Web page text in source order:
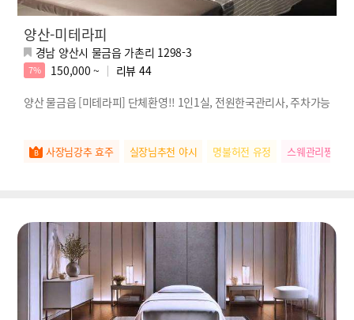
양산-미테라피
경남 양산시 물금읍 가촌리 1298-3
7% 150,000 ~ 리뷰 44
양산 물금읍 [미테라피] 단체환영!! 1인1실, 전원한국관리사, 주차가능
사장님강추 효주 실장님추천 야시 명불허전 유정 스웨관리짱 유라